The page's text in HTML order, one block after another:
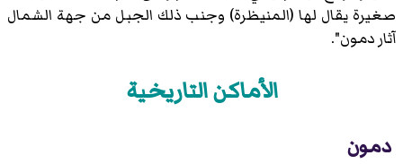
صغيرة يقال لها (المنيظرة) وجنب ذلك الجبل من جهة الشمال
آثار دمون".
الأماكن التاريخية
دمون